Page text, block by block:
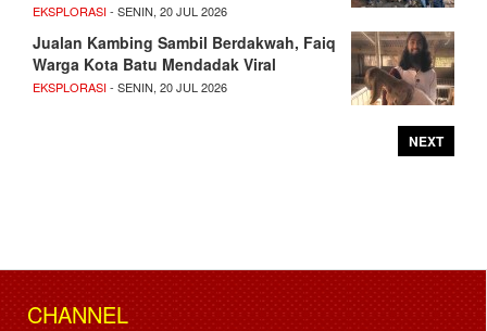
EKSPLORASI- SENIN, 20 JUL 2026
Jualan Kambing Sambil Berdakwah, Faiq
Warga Kota Batu Mendadak Viral
EKSPLORASI- SENIN, 20 JUL 2026
NEXT
CHANNEL